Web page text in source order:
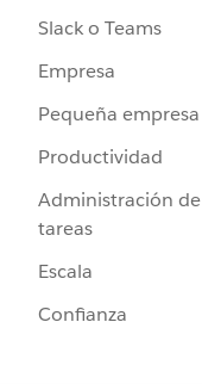
Slack o Teams
Empresa
Pequeña empresa
Productividad
Administración de
tareas
Escala
Confianza